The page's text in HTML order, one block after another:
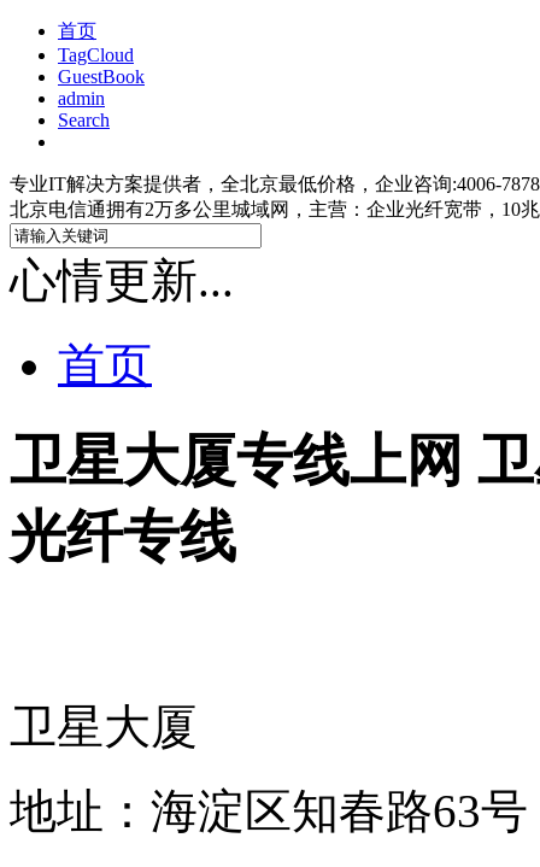
首页
TagCloud
GuestBook
admin
Search
专业IT解决方案提供者，全北京最低价格，企业咨询:4006-
北京电信通拥有2万多公里城域网，主营：企业光纤宽带，10
心情更新...
首页
卫星大厦专线上网
光纤专线
卫星大厦
地址：海淀区知春路63号